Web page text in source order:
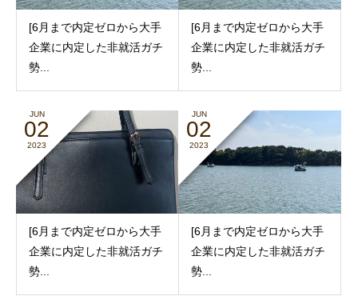
[6月まで内定ゼロから大手
企業に内定した非就活ガチ
勢...
[6月まで内定ゼロから大手
企業に内定した非就活ガチ
勢...
JUN
02
2023
[6月まで内定ゼロから大手
企業に内定した非就活ガチ
勢...
JUN
02
2023
[6月まで内定ゼロから大手
企業に内定した非就活ガチ
勢...